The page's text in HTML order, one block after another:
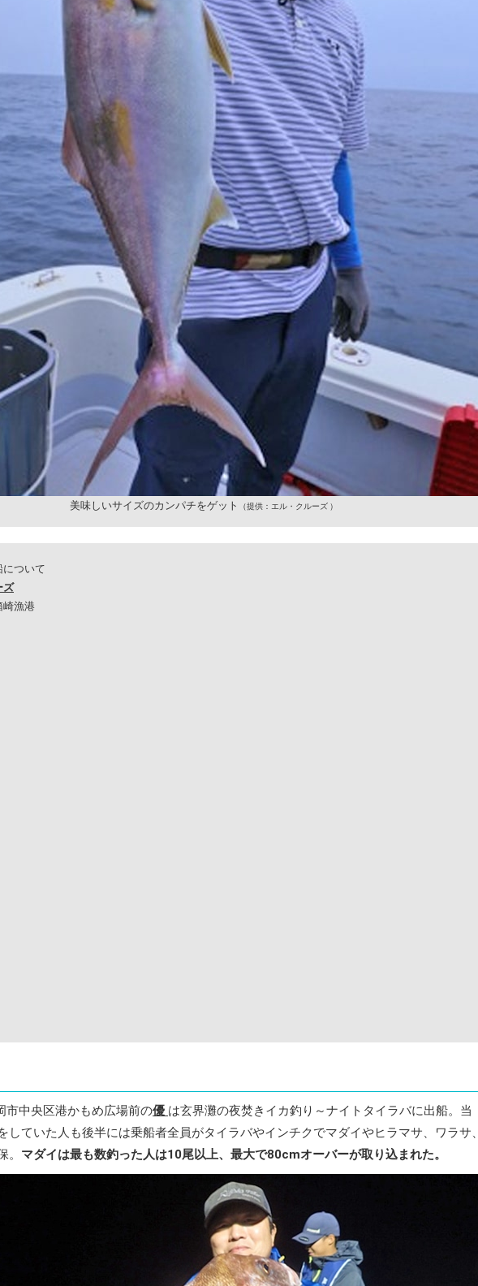
美味しいサイズのカンパチをゲット （提供：エル・クルーズ ）
ついて
ズ
崎漁港
市中央区港かもめ広場前の優 は玄界灘の夜焚きイカ釣り～ナイトタイラバに出船。当
していた人も後半には乗船者全員がタイラバやインチクでマダイやヒラマサ、ワラサ、
。 マダイは最も数釣った人は10尾以上、最大で80cmオーバーが取り込まれた。